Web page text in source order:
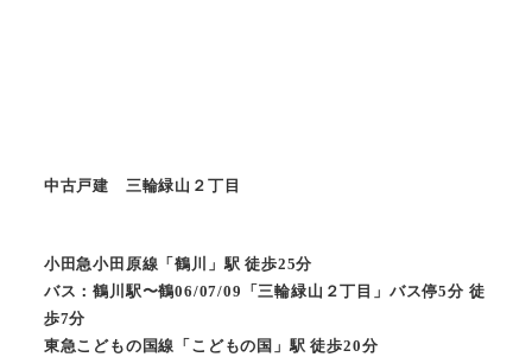
中古戸建 三輪緑山２丁目
小田急小田原線「鶴川」駅 徒歩25分
バス：鶴川駅〜鶴06/07/09「三輪緑山２丁目」バス停5分 徒
歩7分
東急こどもの国線「こどもの国」駅 徒歩20分